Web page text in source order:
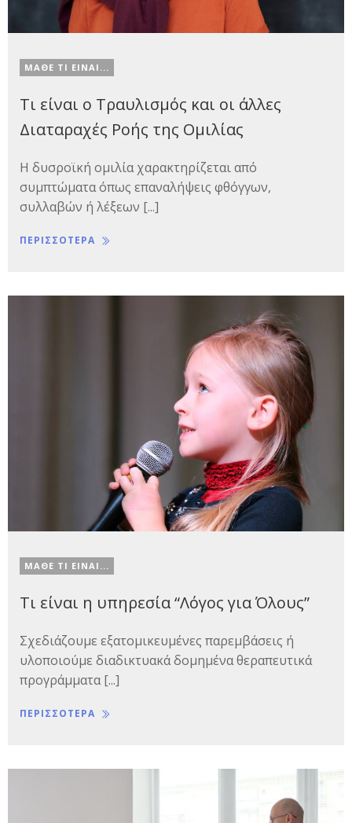
ΜΑΘΕ ΤΙ ΕΙΝΑΙ...
Τι είναι ο Τραυλισμός και οι άλλες
Διαταραχές Ροής της Ομιλίας
Η δυσροϊκή ομιλία χαρακτηρίζεται από
συμπτώματα όπως επαναλήψεις φθόγγων,
συλλαβών ή λέξεων [...]
ΠΕΡΙΣΣΟΤΕΡΑ
ΜΑΘΕ ΤΙ ΕΙΝΑΙ...
Τι είναι η υπηρεσία “Λόγος για Όλους”
Σχεδιάζουμε εξατομικευμένες παρεμβάσεις ή
υλοποιούμε διαδικτυακά δομημένα θεραπευτικά
προγράμματα [...]
ΠΕΡΙΣΣΟΤΕΡΑ